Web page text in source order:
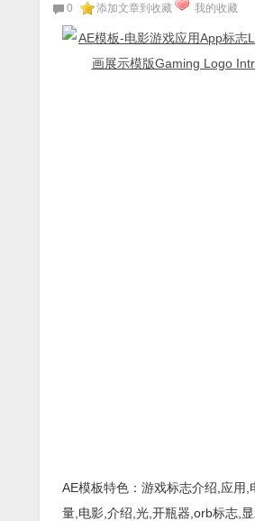
0
添加文章到收藏 我的收藏
AE模板特色：游戏标志介绍,应用,
量,电影,介绍,光,开瓶器,orb标志,